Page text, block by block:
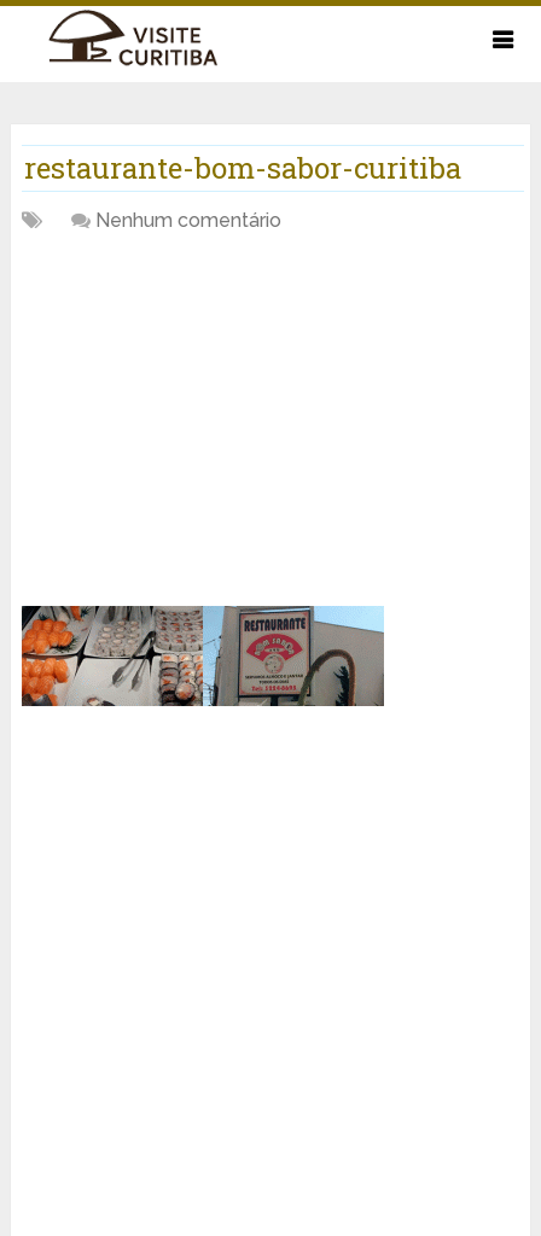
restaurante-bom-sabor-curitiba
Nenhum comentário